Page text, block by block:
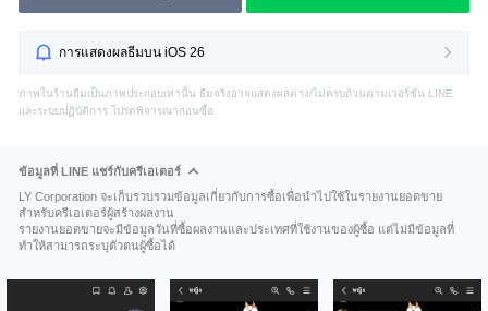
การแสดงผลธีมบน iOS 26
ภาพในร้านธีมเป็นภาพประกอบเท่านั้น ธีมจริงอาจแสดงผลต่าง/ไม่ครบถ้วนตามเวอร์ชัน LINE
และระบบปฏิบัติการ โปรดพิจารณาก่อนซื้อ
ข้อมูลที่ LINE แชร์กับครีเอเตอร์
LY Corporation จะเก็บรวบรวมข้อมูลเกี่ยวกับการซื้อเพื่อนำไปใช้ในรายงานยอดขาย
สำหรับครีเอเตอร์ผู้สร้างผลงาน
รายงานยอดขายจะมีข้อมูลวันที่ซื้อผลงานและประเทศที่ใช้งานของผู้ซื้อ แต่ไม่มีข้อมูลที่
ทำให้สามารถระบุตัวตนผู้ซื้อได้